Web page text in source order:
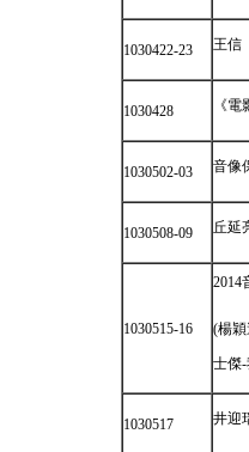
1030422-23 王信
1030428 《
1030502-03 音像
1030508-09 丘延
1030515-16
2014
(楊
士傑
1030517 井迎